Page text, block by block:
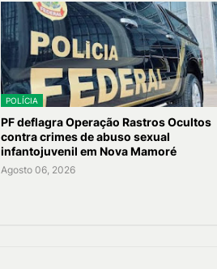
POLÍCIA
PF deflagra Operação Rastros Ocultos
contra crimes de abuso sexual
infantojuvenil em Nova Mamoré
Agosto 06, 2026